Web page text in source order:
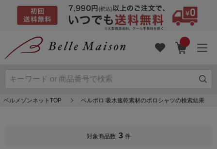
ベルメゾンネットTOP ベルポロ 吸水速乾素材のポロシャツの検索結果
対象商品数 3 件